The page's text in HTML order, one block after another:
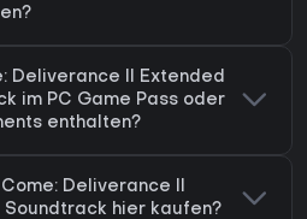
Deliverance II Extended
im PC Game Pass oder
enthalten?
Deliverance II
hier kaufen?